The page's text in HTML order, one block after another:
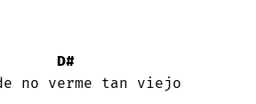
D#
no verme tan viejo